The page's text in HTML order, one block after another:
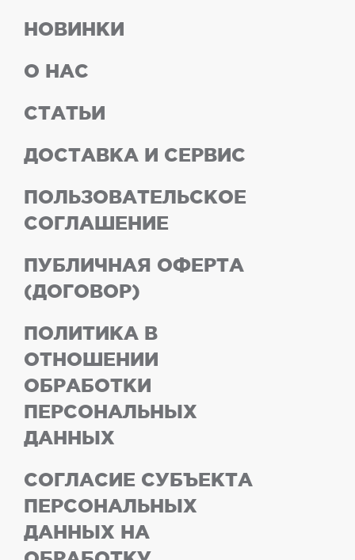
НОВИНКИ
О НАС
СТАТЬИ
ДОСТАВКА И СЕРВИС
ПОЛЬЗОВАТЕЛЬСКОЕ
СОГЛАШЕНИЕ
ПУБЛИЧНАЯ ОФЕРТА
(ДОГОВОР)
ПОЛИТИКА В
ОТНОШЕНИИ
ОБРАБОТКИ
ПЕРСОНАЛЬНЫХ
ДАННЫХ
СОГЛАСИЕ СУБЪЕКТА
ПЕРСОНАЛЬНЫХ
ДАННЫХ НА